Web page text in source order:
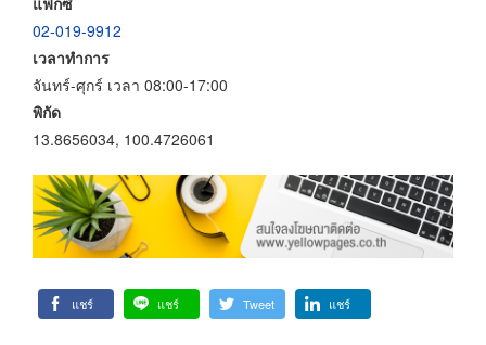
02-019-9912
เวลาทำการ
จันทร์-ศุกร์ เวลา 08:00-17:00
พิกัด
13.8656034, 100.4726061
แชร์ แชร์ Tweet แชร์